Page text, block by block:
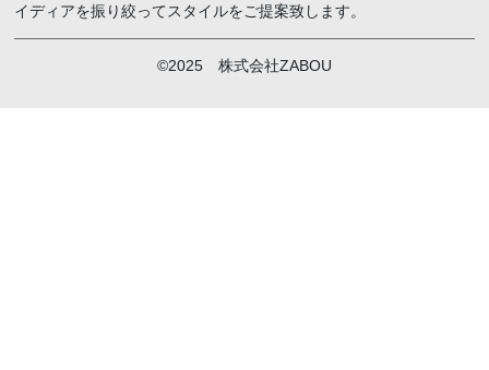
イディアを振り絞ってスタイルをご提案致します。
©2025 株式会社ZABOU